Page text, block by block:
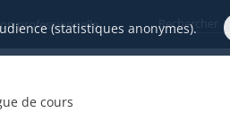
(statistiques anonymes).
professionnelle
de cours